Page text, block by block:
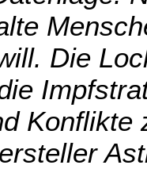
Die
Konflikte